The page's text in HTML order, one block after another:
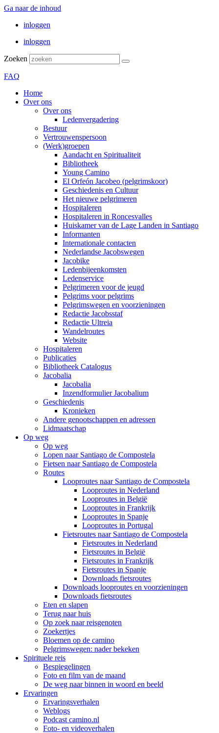
Ga naar de inhoud
inloggen
inloggen
Zoeken
FAQ
Home
Over ons
Over ons
Ledenvergadering
Bestuur
Vertrouwenspersoon
(Werk)groepen
Aandacht en Spiritualiteit
Bibliotheek
Young Camino
El Orfeón Jacobeo (pelgrimskoor)
Geschiedenis en Cultuur
Het nieuwe pelgrimeren
Hospitaleren
Hospitaleren in Roncesvalles
Huiskamer van de Lage Landen in Santiago
Informanten
Internationale contacten
Nederlandse Jacobswegen
Jacobike
Ledenbijeenkomsten
Ledenservice
Pelgrimeren voor de jeugd
Pelgrims voor pelgrims
Pelgrimswegen en voorzieningen
Redactie Jacobsstaf
Redactie Ultreia
Wandelroutes
Website
Hospitaleren
Publicaties
Bibliotheek Catalogus
Jacobalia
Jacobalia
Inzendformulier Jacobalium
Geschiedenis
Kronieken
Andere genootschappen en adressen
Lidmaatschap
Op weg
Op weg
Lopen naar Santiago de Compostela
Fietsen naar Santiago de Compostela
Routes
Looproutes naar Santiago de Compostela
Looproutes in Nederland
Looproutes in België
Looproutes in Frankrijk
Looproutes in Spanje
Looproutes in Portugal
Fietsroutes naar Santiago de Compostela
Fietsroutes in Nederland
Fietsroutes in België
Fietsroutes in Frankrijk
Fietsroutes in Spanje
Downloads fietsroutes
Downloads looproutes en voorzieningen
Downloads fietsroutes
Eten en slapen
Terug naar huis
Op zoek naar reisgenoten
Zoekertjes
Bloemen op de camino
Pelgrimswegen: nader bekeken
Spirituele reis
Bespiegelingen
Foto en film van de maand
De weg naar binnen in woord en beeld
Ervaringen
Ervaringsverhalen
Weblogs
Podcast camino.nl
Foto- en videoverhalen